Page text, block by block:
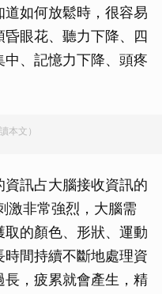
如何放鬆時，很容易
眼花、聽力下降、四
、記憶力下降、頭疼
本文）
訊占大腦接收資訊的
激非常強烈，大腦需
的顏色、形狀、運動
間持續不斷地處理資
，疲累就會產生，精